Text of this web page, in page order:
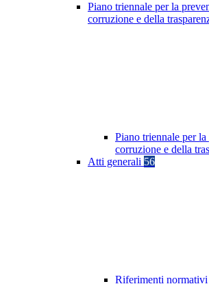
Piano triennale per la
corruzione e della
Piano triennale per
corruzione e della
Atti generali 56
Riferimenti normativi